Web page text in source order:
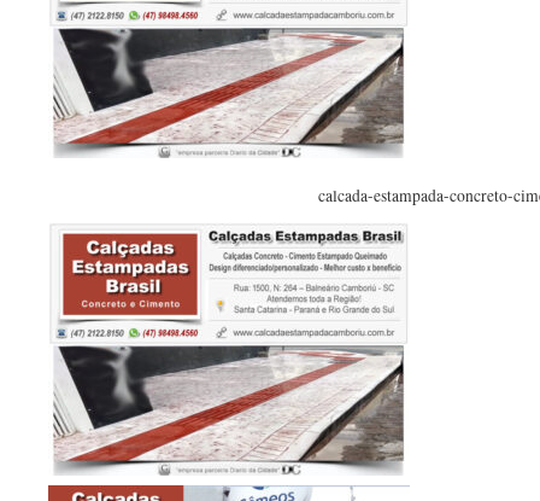
calcada-estampada-concreto-